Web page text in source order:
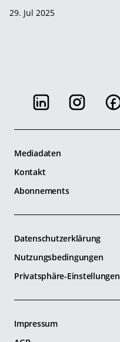
29. Jul 2025
Mediadaten
Kontakt
Abonnements
Datenschutzerklärung
Nutzungsbedingungen
Privatsphäre-Einstellungen
Impressum